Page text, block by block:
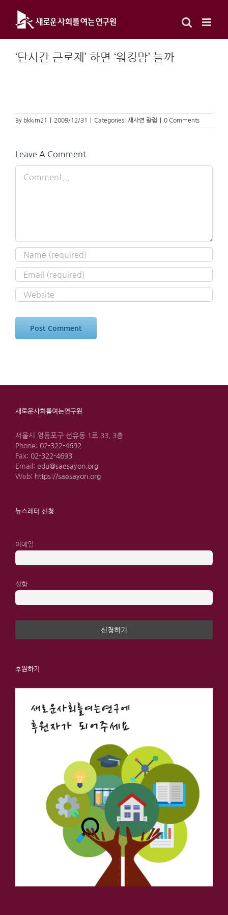
content
‘단시간 근로제’ 하면 ‘워킹맘’ 늘까
By bkkim21 2009/12/31 Categories: 새사연 칼럼 0 Comments
Leave A Comment
새로운사회를여는연구원
서울시 영등포구 선유동 1로 33, 3층
Phone: 02-322-4692
Fax: 02-322-4693
Email: edu@saesayon.org
Web: https://saesayon.org
뉴스레터 신청
이메일
성함
후원하기